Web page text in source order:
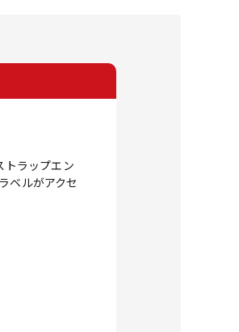
トラップエン
ベルがアクセ